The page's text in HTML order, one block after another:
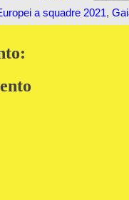
a squadre 2021,